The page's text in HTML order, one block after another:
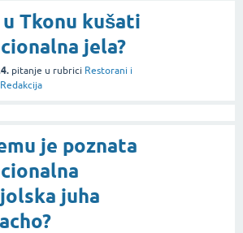
u Tkonu kušati
jela?
pitanje u rubrici Restorani i
Redakcija
je poznata
juha